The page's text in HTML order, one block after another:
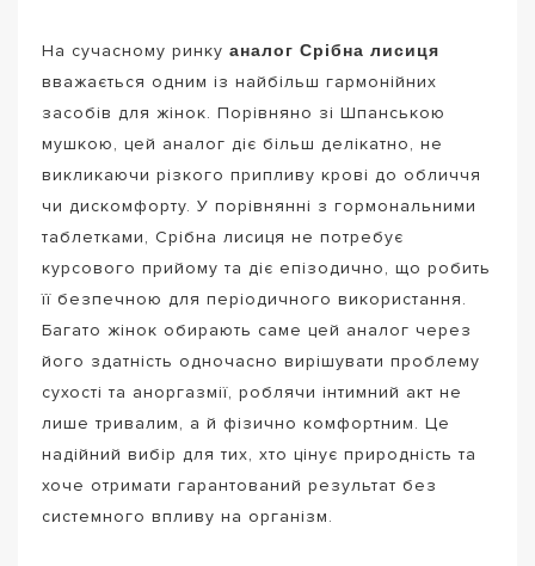
На сучасному ринку аналог Срібна лисиця
вважається одним із найбільш гармонійних
засобів для жінок. Порівняно зі Шпанською
мушкою, цей аналог діє більш делікатно, не
викликаючи різкого припливу крові до обличчя
чи дискомфорту. У порівнянні з гормональними
таблетками, Срібна лисиця не потребує
курсового прийому та діє епізодично, що робить
її безпечною для періодичного використання.
Багато жінок обирають саме цей аналог через
його здатність одночасно вирішувати проблему
сухості та аноргазмії, роблячи інтимний акт не
лише тривалим, а й фізично комфортним. Це
надійний вибір для тих, хто цінує природність та
хоче отримати гарантований результат без
системного впливу на організм.